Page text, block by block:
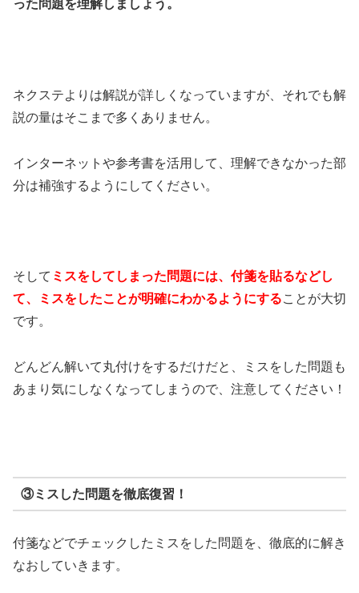
った問題を理解しましょう。
ネクステよりは解説が詳しくなっていますが、それでも解
説の量はそこまで多くありません。
インターネットや参考書を活用して、理解できなかった部
分は補強するようにしてください。
そして ミスをしてしまった問題には、付箋を貼るなどし
て、ミスをしたことが明確にわかるようにすることが大切
です。
どんどん解いて丸付けをするだけだと、ミスをした問題も
あまり気にしなくなってしまうので、注意してください！
③ミスした問題を徹底復習！
付箋などでチェックしたミスをした問題を、徹底的に解き
なおしていきます。